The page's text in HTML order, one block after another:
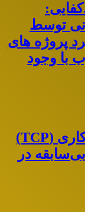
توسط
پروژه های
با وجود
رکوردشکنی در عملیات مشبک‌کاری (TCP)
در